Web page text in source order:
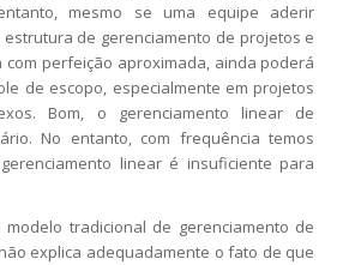
mesmo se uma equipe aderir
de gerenciamento de projetos e
com perfeição aproximada, ainda poderá
de escopo, especialmente em projetos
Bom, o gerenciamento linear de
No entanto, com frequência temos
linear é insuficiente para
tradicional de gerenciamento de
explica adequadamente o fato de que